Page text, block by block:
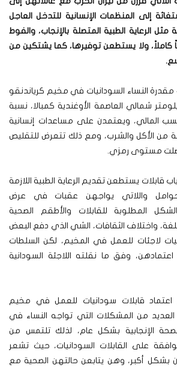
إلى المنظمات الإنسانية للتدخل العاجل
مثل الرعاية الطبية المتصلة بالإنجاب، والفوط
كاملاً، ولا يستطعن توفيرها، كما يشتكين من
النساء السودانيات في مخيم كرياندنقو
يبعد نحو 200 كيلومتر شمالي العاصمة الأوغندية كمبالا، نسبة
المالي، ويعتمدن على مساعدات إنسانية
من الأكل والشرب، ومع ذلك تتعرض للتقليص
مستوى رمزي.
قابلات يستطعن تقديم الرعاية الطبية اللازمة
الحوامل واللاتي يواجهن عقبات في عرض
المطلوبة للقابلات والأطقم الصحية
واختلاف الثقافات، الشي الذي دفع البعض
لاجئات للعمل في المخيم، لكن السلطات
وفق ما نقلته اللاجئة السودانية
قابلات سودانيات للعمل في مخيم
العديد من المشكلات التي تواجه النساء في
الإنجابية بشكل عام، لذلك تلتمس من
على القابلات السودانيات، حيث تشعر
بشكل أكبر، وهن يتابعن حالتهن الصحية مع